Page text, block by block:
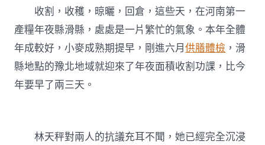
陞！
來
看
這
些
“新
收割，收穫，晾曬，回倉，這些天，在河南第一
產糧年夜縣滑縣，處處是一片繁忙的氣象。本年全體
年成較好，小麥成熟期提早，剛進六月供膳體檢 ，滑
縣地點的豫北地域就迎來了年夜面積收割功課，比今
年要早了兩三天。
林天秤對兩人的抗議充耳不聞，她已經完全沉浸